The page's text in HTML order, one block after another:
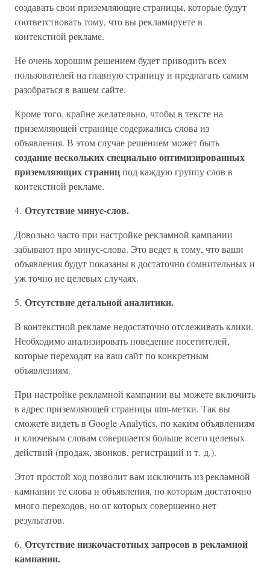
создавать свои приземляющие страницы, которые будут
соответствовать тому, что вы рекламируете в
контекстной рекламе.
Не очень хорошим решением будет приводить всех
пользователей на главную страницу и предлагать самим
разобраться в вашем сайте.
Кроме того, крайне желательно, чтобы в тексте на
приземляющей странице содержались слова из
объявления. В этом случае решением может быть
создание нескольких специально оптимизированных
приземляющих страницпод каждую группу слов в
контекстной рекламе.
4. Отсутствие минус-слов.
Довольно часто при настройке рекламной кампании
забывают про минус-слова. Это ведет к тому, что ваши
объявления будут показаны в достаточно сомнительных и
уж точно не целевых случаях.
5. Отсутствие детальной аналитики.
В контекстной рекламе недостаточно отслеживать клики.
Необходимо анализировать поведение посетителей,
которые переходят на ваш сайт по конкретным
объявлениям.
При настройке рекламной кампании вы можете включить
в адрес приземляющей страницы utm-метки. Так вы
сможете видеть в Google Analytics, по каким объявлениям
и ключевым словам совершается больше всего целевых
действий (продаж, звонков, регистраций и т. д.).
Этот простой ход позволит вам исключить из рекламной
кампании те слова и объявления, по которым достаточно
много переходов, но от которых совершенно нет
результатов.
6. Отсутствие низкочастотных запросов в рекламной
кампании.